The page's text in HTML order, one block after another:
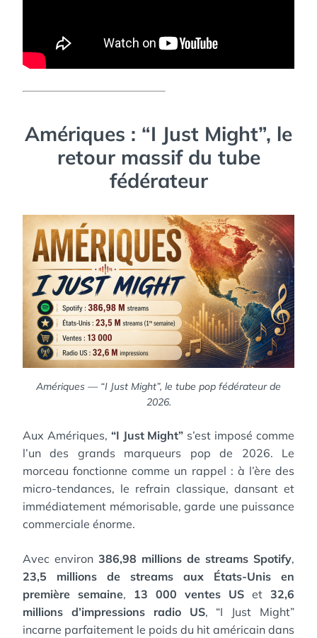
Amériques : “I Just Might”, le
retour massif du tube
fédérateur
Amériques — “I Just Might”, le tube pop fédérateur de
2026.
Aux Amériques, “I Just Might” s’est imposé comme
l’un des grands marqueurs pop de 2026. Le
morceau fonctionne comme un rappel : à l’ère des
micro-tendances, le refrain classique, dansant et
immédiatement mémorisable, garde une puissance
commerciale énorme.
Avec environ 386,98 millions de streams Spotify,
23,5 millions de streams aux États-Unis en
première semaine, 13 000 ventes US et 32,6
millions d’impressions radio US, “I Just Might”
incarne parfaitement le poids du hit américain dans